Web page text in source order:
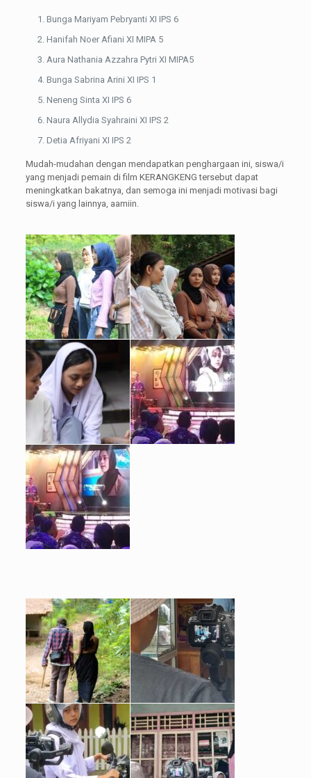
Bunga Mariyam Pebryanti XI IPS 6
Hanifah Noer Afiani XI MIPA 5
Aura Nathania Azzahra Pytri XI MIPA5
Bunga Sabrina Arini XI IPS 1
Neneng Sinta XI IPS 6
Naura Allydia Syahraini XI IPS 2
Detia Afriyani XI IPS 2
Mudah-mudahan dengan mendapatkan penghargaan ini, siswa/i
yang menjadi pemain di film KERANGKENG tersebut dapat
meningkatkan bakatnya, dan semoga ini menjadi motivasi bagi
siswa/i yang lainnya, aamiin.